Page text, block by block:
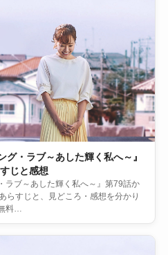
・ラブ～あした輝く私へ～』
じと感想
ラブ～あした輝く私へ～』第79話か
らすじと、見どころ・感想を分かり
料…